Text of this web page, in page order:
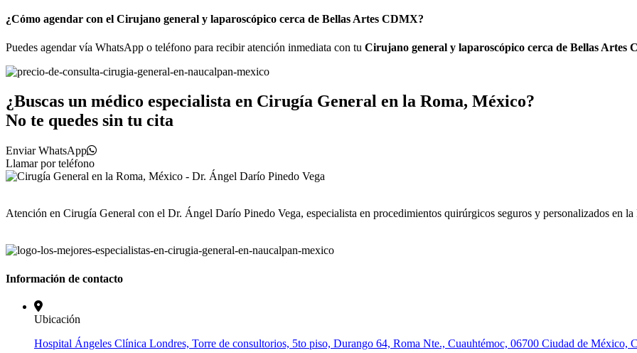
¿Cómo agendar con el Cirujano general y laparoscópico cerca de Bellas Artes CDMX?
Puedes agendar vía WhatsApp o teléfono para recibir atención inmediata con tu Cirujano general y laparoscópico cerca de Bellas Artes
¿Buscas un médico especialista en Cirugía General en la Roma, México?
No te quedes sin tu cita
Enviar WhatsApp
Llamar por teléfono
Atención en Cirugía General con el Dr. Ángel Darío Pinedo Vega, especialista en procedimientos quirúrgicos seguros y personalizados en
Información de contacto
Ubicación
Hospital Ángeles Clínica Londres, Torre de consultorios, 5to piso, Durango 64, Roma Nte., Cuauhtémoc, 06700 Ciudad de México,